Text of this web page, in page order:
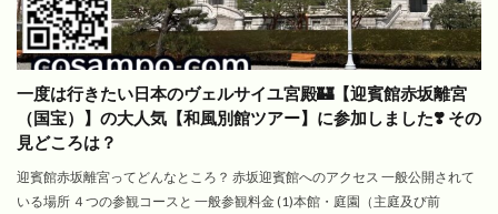
一度は行きたい日本のヴェルサイユ宮殿🏰【迎賓館赤坂離宮
（国宝）】の大人気【和風別館ツアー】に参加しました❣️ その
見どころは？
迎賓館赤坂離宮ってどんなところ？ 赤坂迎賓館へのアクセス 一般公開されて
いる場所 ４つの参観コースと 一般参観料金 (1)本館・庭園（主庭及び前